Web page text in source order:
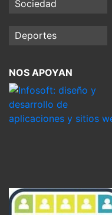
Sociedad
Deportes
NOS APOYAN